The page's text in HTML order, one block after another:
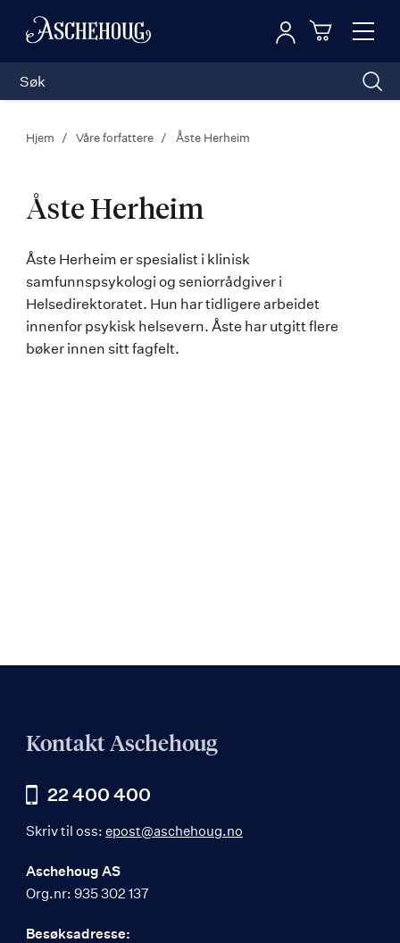
Toggle
Logg inn
Hjem Våre forfattere Åste Herheim
Åste Herheim
Åste
Herheim
Åste Herheim er spesialist i klinisk
samfunnspsykologi og seniorrådgiver i
Helsedirektoratet. Hun har tidligere arbeidet
innenfor psykisk helsevern. Åste har utgitt flere
bøker innen sitt fagfelt.
Kontakt Aschehoug
22 400 400
Skriv til oss: epost@aschehoug.no
Aschehoug AS
Org.nr: 935 302 137
Besøksadresse: